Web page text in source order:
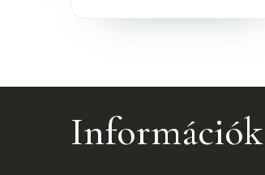
Információk